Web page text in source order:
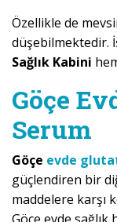
Özellikle de
düşebilmektedir.
Sağlık Kabini
Göçe
Serum
Göçe evde
güçlendiren bir
maddelere karşı
Göçe evde